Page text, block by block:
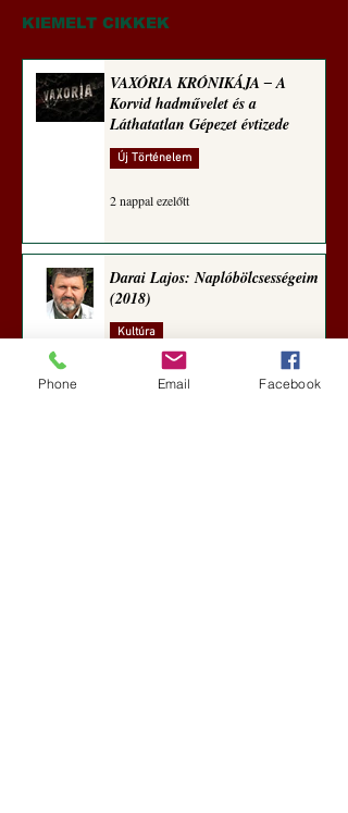
KIEMELT CIKKEK
VAXÓRIA KRÓNIKÁJA ‒ A
Korvid hadművelet és a
Láthatatlan Gépezet évtizede
Új Történelem
2 nappal ezelőtt
Darai Lajos: Naplóbölcsességeim
(2018)
Kultúra
5 nappal ezelőtt
Phone Email Facebook